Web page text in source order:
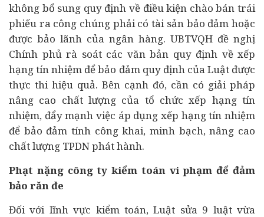
không bổ sung quy định về điều kiện chào bán trái
phiếu ra công chúng phải có tài sản bảo đảm hoặc
được bảo lãnh của ngân hàng. UBTVQH đề nghị
Chính phủ rà soát các văn bản quy định về xếp
hạng tín nhiệm để bảo đảm quy định của Luật được
thực thi hiệu quả. Bên cạnh đó, cần có giải pháp
nâng cao chất lượng của tổ chức xếp hạng tín
nhiệm, đẩy mạnh việc áp dụng xếp hạng tín nhiệm
để bảo đảm tính công khai, minh bạch, nâng cao
chất lượng TPDN phát hành.
Phạt nặng công ty kiểm toán vi phạm để đảm
bảo răn đe
Đối với lĩnh vực kiểm toán, Luật sửa 9 luật vừa